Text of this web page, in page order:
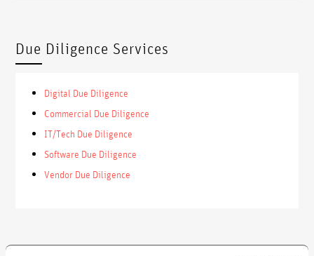
Due Diligence Services
Digital Due Diligence
Commercial Due Diligence
IT/Tech Due Diligence
Software Due Diligence
Vendor Due Diligence